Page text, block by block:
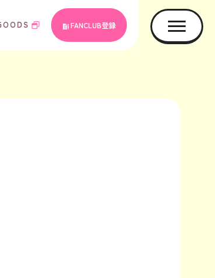
FANCLUB登録